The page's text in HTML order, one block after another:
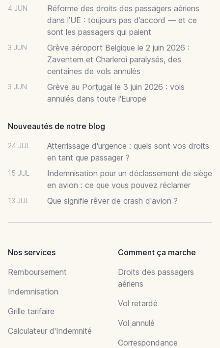
4 JUN
Réforme des droits des passagers aériens
dans l’UE : toujours pas d’accord — et ce
sont les passagers qui paient
3 JUN
Grève aéroport Belgique le 2 juin 2026 :
Zaventem et Charleroi paralysés, des
centaines de vols annulés
3 JUN
Grève au Portugal le 3 juin 2026 : vols
annulés dans toute l'Europe
Nouveautés de notre blog
24 JUL
Atterrissage d'urgence : quels sont vos droits
en tant que passager ?
15 JUL
Indemnisation pour un déclassement de siège
en avion : ce que vous pouvez réclamer
13 JUL Que signifie rêver de crash d'avion ?
Nos services
Remboursement
Indemnisation
Grille tarifaire
Calculateur d'Indemnité
Comment ça marche
Droits des passagers
aériens
Vol retardé
Vol annulé
Correspondance